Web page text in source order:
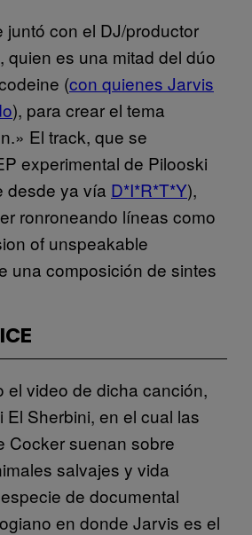
juntó con el DJ/productor
quien es una mitad del dúo
(con quienes Jarvis
), para crear el tema
El track, que se
experimental de Pilooski
desde ya vía D*I*R*T*Y),
ronroneando líneas como
of unspeakable
una composición de sintes
el video de dicha canción,
El Sherbini, en el cual las
Cocker suenan sobre
salvajes y vida
de documental
en donde Jarvis es el